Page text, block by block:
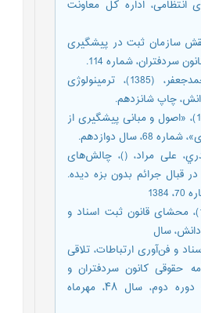
انتظامی، اداره کل معاونت
علی، (1389)، نقش سازمان ثبت در پیشگیری
سردفتران، شماره 114.
جعفری لنگرودی، محمدجعفر، (1385)، ترمینولوژی
چاپ شانزدهم.
چاله چاله، فرشید، (1387)، «اصول و مبانی پیشگیری از
سال دوازدهم.
علی مراد، ()، چالش‌های
قبال جرائم بدون بزه دیده.
حسین، (1394)، محشای قانون ثبت اسناد و
سال
و فن‌آوری ارتباطات، تلاقی
حقوقی کانون سردفتران و
دفتریاران، شماره ۶۴، دوره دوم، سال ۴۸، مهرماه